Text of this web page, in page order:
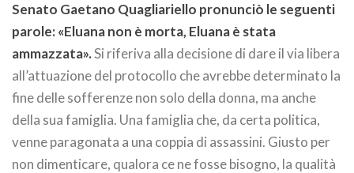
Senato Gaetano Quagliariello pronunciò le seguenti
parole: «Eluana non è morta, Eluana è stata
ammazzata».Si riferiva alla decisione di dare il via libera
all’attuazione del protocollo che avrebbe determinato la
fine delle sofferenze non solo della donna, ma anche
della sua famiglia. Una famiglia che, da certa politica,
venne paragonata a una coppia di assassini. Giusto per
non dimenticare, qualora ce ne fosse bisogno, la qualità